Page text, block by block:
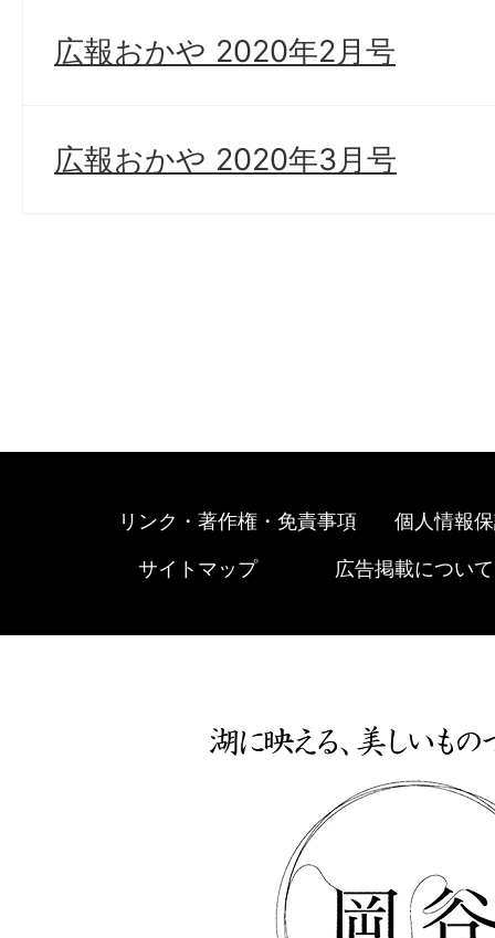
広報おかや 2020年2月号
広報おかや 2020年3月号
リンク・著作権・免責事項 個人情報
サイトマップ 広告掲載について